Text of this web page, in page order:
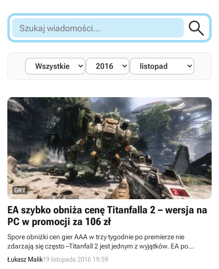
Szukaj
wiadomości...

GRY
EA szybko obniża cenę Titanfalla 2 – wersja na
PC w promocji za 106 zł
Spore obniżki cen gier AAA w trzy tygodnie po premierze nie
zdarzają się często –Titanfall 2 jest jednym z wyjątków. EA po
ogłoszeniu braku przepustki sezonowej i wsparcia w postaci
darmowych map, próbuje uratować sprzedaż gry wydanej w bardzo
Łukasz Malik19 listopada 2016 19:59